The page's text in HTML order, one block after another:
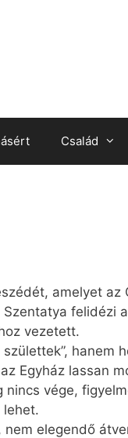
Család
amelyet
felidézi
vezetett.
hanem
Egyház lassan
vége,
lehet.
elegendő